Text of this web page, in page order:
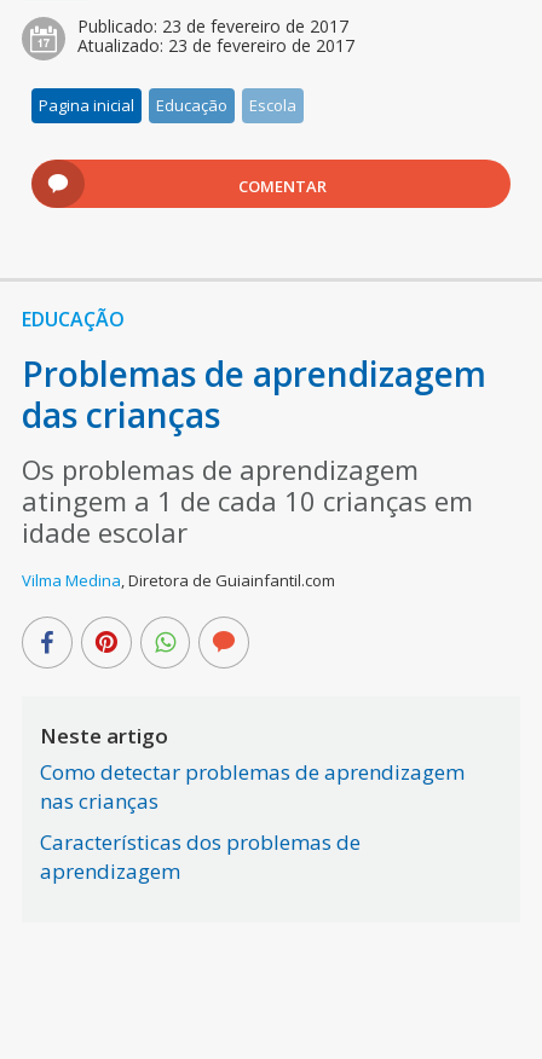
Publicado: 23 de fevereiro de 2017
Atualizado: 23 de fevereiro de 2017
Pagina inicial Educação Escola
COMENTAR
EDUCAÇÃO
Problemas de aprendizagem
das crianças
Os problemas de aprendizagem
atingem a 1 de cada 10 crianças em
idade escolar
Vilma Medina,Diretora de Guiainfantil.com
Neste artigo
Como detectar problemas de aprendizagem
nas crianças
Características dos problemas de
aprendizagem